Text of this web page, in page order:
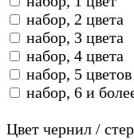
набор, 2 цвета
набор, 3 цвета
набор, 4 цвета
набор, 5 цветов
набор, 6 и
Цвет чернил /